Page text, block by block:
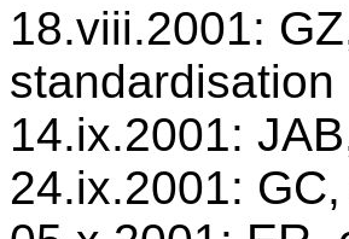
18.viii.2001:
standardisation
14.ix.2001:
24.ix.2001: